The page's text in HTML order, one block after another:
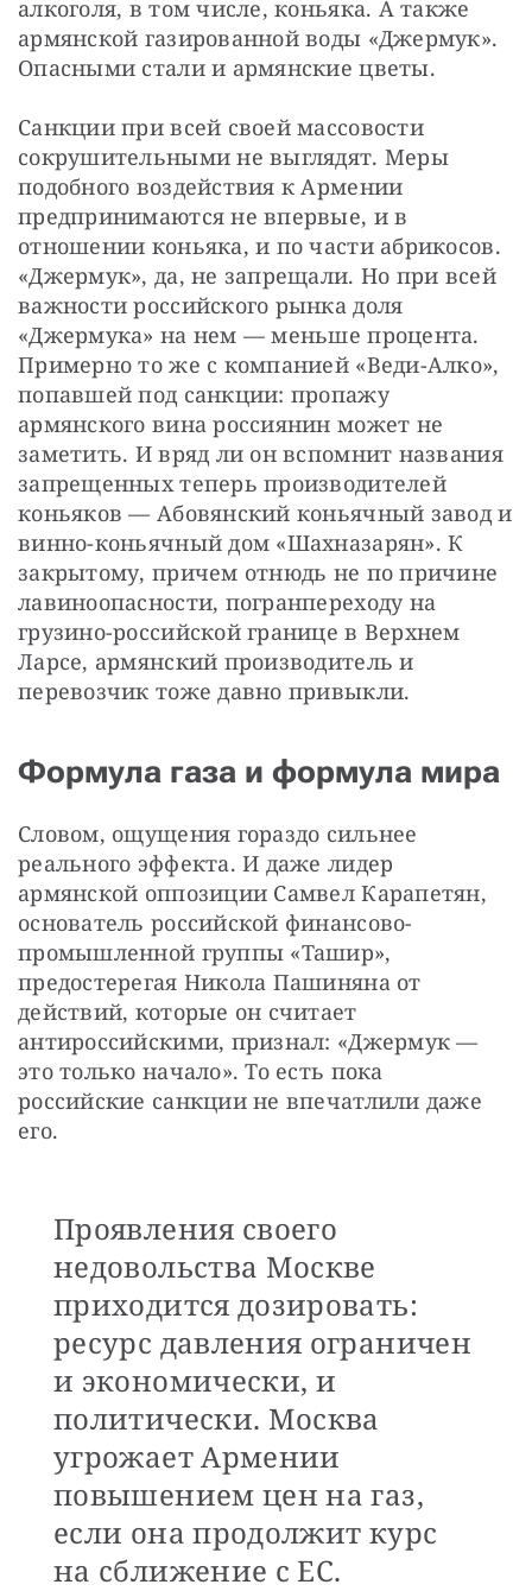
алкоголя, в том числе, коньяка. А также
армянской газированной воды «Джермук».
Опасными стали и армянские цветы.
Санкции при всей своей массовости
сокрушительными не выглядят. Меры
подобного воздействия к Армении
предпринимаются не впервые, и в
отношении коньяка, и по части абрикосов.
«Джермук», да, не запрещали. Но при всей
важности российского рынка доля
«Джермука» на нем — меньше процента.
Примерно то же с компанией «Веди-Алко»,
попавшей под санкции: пропажу
армянского вина россиянин может не
заметить. И вряд ли он вспомнит названия
запрещенных теперь производителей
коньяков — Абовянский коньячный завод и
винно-коньячный дом «Шахназарян». К
закрытому, причем отнюдь не по причине
лавиноопасности, погранпереходу на
грузино-российской границе в Верхнем
Ларсе, армянский производитель и
перевозчик тоже давно привыкли.
Формула газа и формула мира
Словом, ощущения гораздо сильнее
реального эффекта. И даже лидер
армянской оппозиции Самвел Карапетян,
основатель российской финансово-
промышленной группы «Ташир»,
предостерегая Никола Пашиняна от
действий, которые он считает
антироссийскими, признал: «Джермук —
это только начало». То есть пока
российские санкции не впечатлили даже
его.
Проявления своего
недовольства Москве
приходится дозировать:
ресурс давления ограничен
и экономически, и
политически. Москва
угрожает Армении
повышением цен на газ,
если она продолжит курс
на сближение с ЕС.